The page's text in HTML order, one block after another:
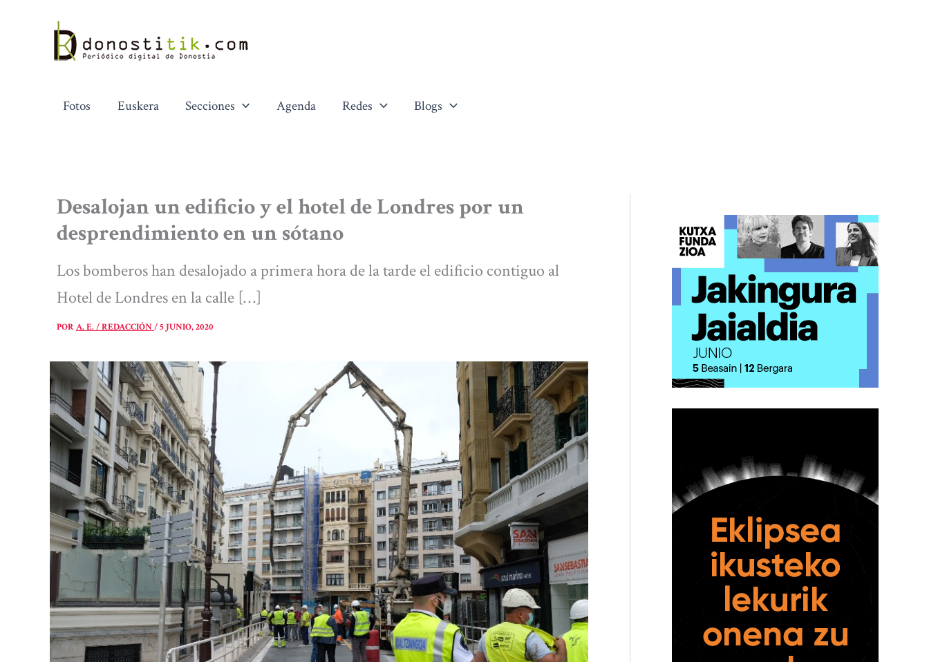
contenido
Fotos Euskera Secciones Agenda Redes Blogs
Desalojan un edificio y el hotel de Londres por un
desprendimiento en un sótano
Los bomberos han desalojado a primera hora de la tarde el edificio contiguo al
Hotel de Londres en la calle […]
PORA. E. / REDACCIÓN/5 JUNIO, 2020